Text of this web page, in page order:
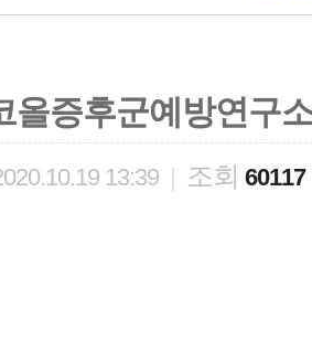
올증후군예방연구
13:39 | 조회 60117